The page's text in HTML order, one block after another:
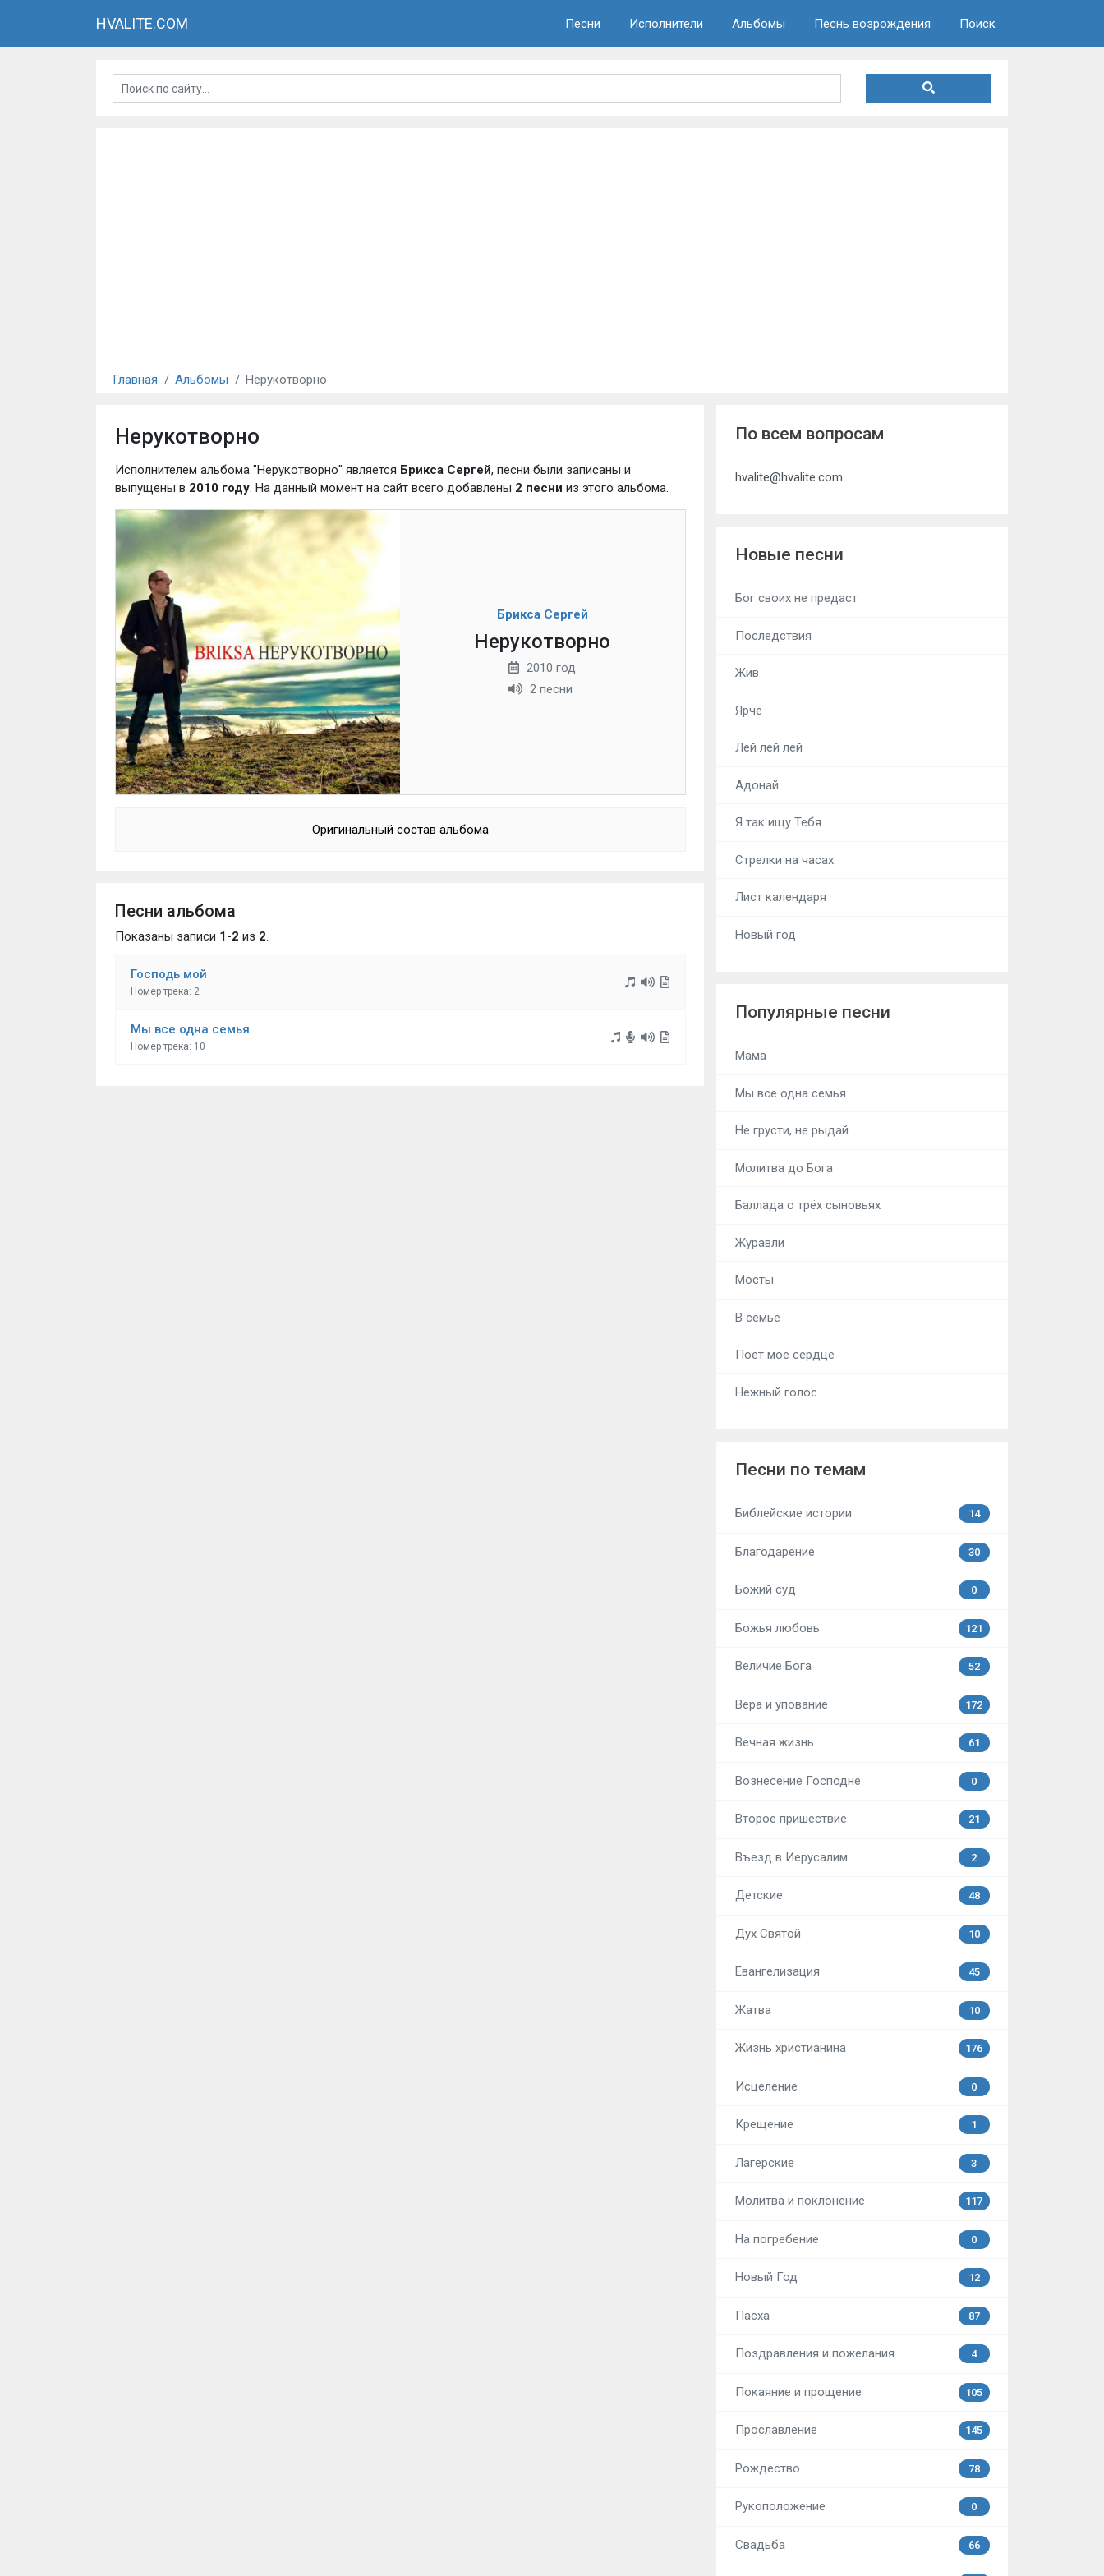
HVALITE.COM Песни Исполнители Альбомы Песнь возрождения Поиск
Главная Альбомы Нерукотворно
Нерукотворно
Исполнителем альбома "Нерукотворно" является Брикса Сергей, песни были записаны и
выпущены в 2010 году. На данный момент на сайт всего добавлены 2 песни из этого альбома.
Брикса Сергей
Нерукотворно
2010 год
2 песни
Оригинальный состав альбома
Песни альбома
Показаны записи 1-2 из 2
Господь мой
Номер трека: 2
Мы все одна семья
Номер трека: 10
По всем вопросам
hvalite@hvalite.com
Новые песни
Бог своих не предаст
Последствия
Жив
Ярче
Лей лей лей
Адонай
Я так ищу Тебя
Стрелки на часах
Лист календаря
Новый год
Популярные песни
Мама
Мы все одна семья
Не грусти, не рыдай
Молитва до Бога
Баллада о трёх сыновьях
Журавли
Мосты
В семье
Поёт моё сердце
Нежный голос
Песни по темам
Библейские истории 14
Благодарение 30
Божий суд 0
Божья любовь 121
Величие Бога 52
Вера и упование 172
Вечная жизнь 61
Вознесение Господне 0
Второе пришествие 21
Въезд в Иерусалим 2
Детские 48
Дух Святой 10
Евангелизация 45
Жатва 10
Жизнь христианина 176
Исцеление 0
Крещение 1
Лагерские 3
Молитва и поклонение 117
На погребение 0
Новый Год 12
Пасха 87
Поздравления и пожелания 4
Покаяние и прощение 105
Прославление 145
Рождество 78
Рукоположение 0
Свадьба 66